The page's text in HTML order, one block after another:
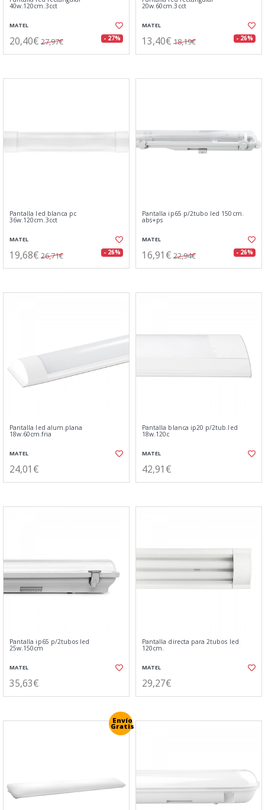
40w.120cm.3cct
MATEL
20,40€ 27,97€ - 27%
20w.60cm.3cct
MATEL
13,40€ 18,19€ - 26%
Pantalla led blanca pc
36w.120cm.3cct
MATEL
19,68€ 26,71€ - 26%
Pantalla ip65 p/2tubo led 150cm.
abs+ps
MATEL
16,91€ 22,94€ - 26%
Pantalla led alum.plana
18w.60cm.fria
MATEL
24,01€
Pantalla blanca ip20 p/2tub.led
18w.120c
MATEL
42,91€
Pantalla ip65 p/2tubos led
25w.150cm
MATEL
35,63€
Pantalla directa para 2tubos led
120cm.
MATEL
29,27€
Envío
Gratis